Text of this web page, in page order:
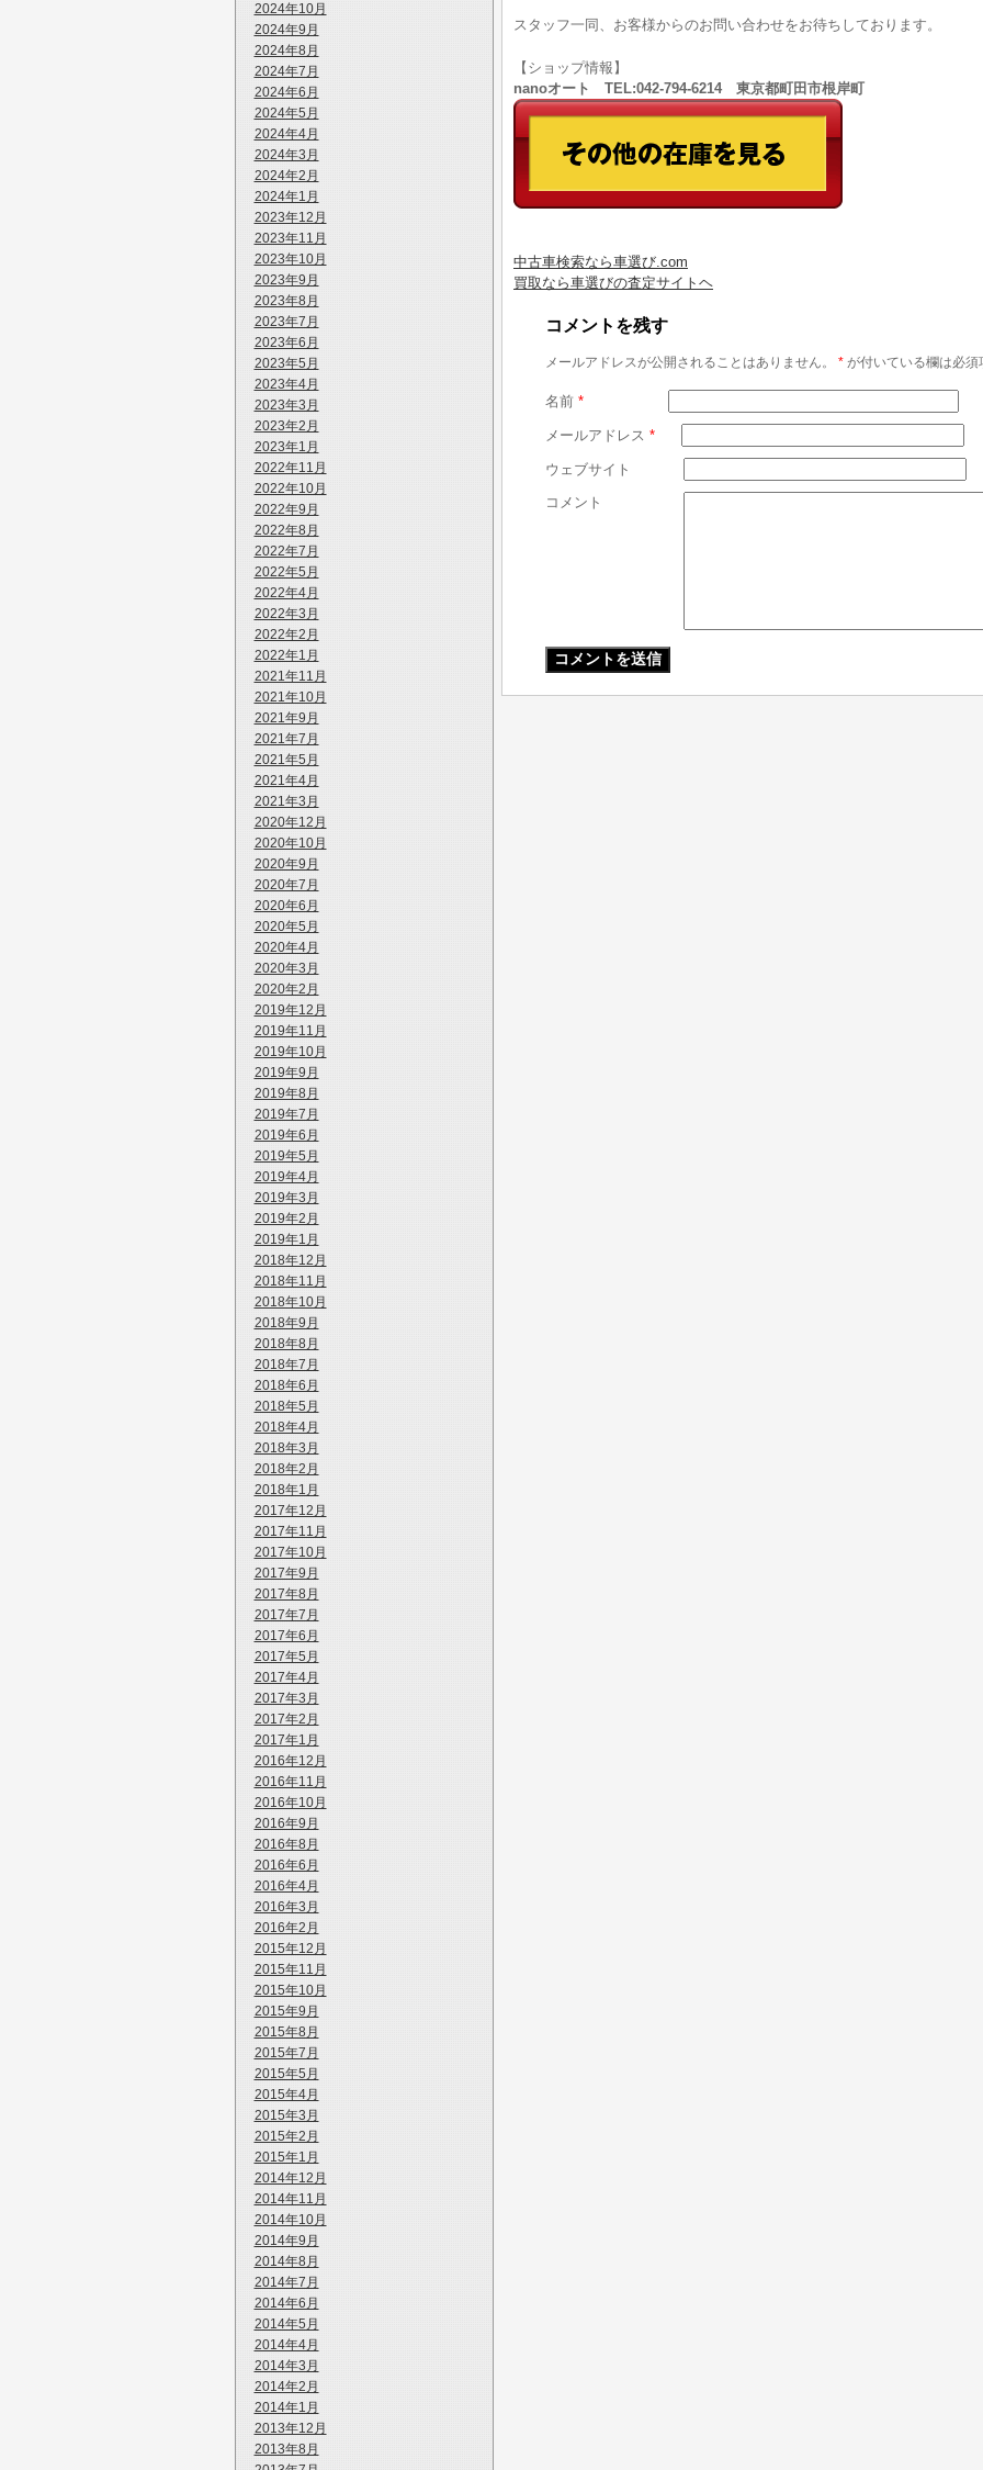
2024年10月
2024年9月
2024年8月
2024年7月
2024年6月
2024年5月
2024年4月
2024年3月
2024年2月
2024年1月
2023年12月
2023年11月
2023年10月
2023年9月
2023年8月
2023年7月
2023年6月
2023年5月
2023年4月
2023年3月
2023年2月
2023年1月
2022年11月
2022年10月
2022年9月
2022年8月
2022年7月
2022年5月
2022年4月
2022年3月
2022年2月
2022年1月
2021年11月
2021年10月
2021年9月
2021年7月
2021年5月
2021年4月
2021年3月
2020年12月
2020年10月
2020年9月
2020年7月
2020年6月
2020年5月
2020年4月
2020年3月
2020年2月
2019年12月
2019年11月
2019年10月
2019年9月
2019年8月
2019年7月
2019年6月
2019年5月
2019年4月
2019年3月
2019年2月
2019年1月
2018年12月
2018年11月
2018年10月
2018年9月
2018年8月
2018年7月
2018年6月
2018年5月
2018年4月
2018年3月
2018年2月
2018年1月
2017年12月
2017年11月
2017年10月
2017年9月
2017年8月
2017年7月
2017年6月
2017年5月
2017年4月
2017年3月
2017年2月
2017年1月
2016年12月
2016年11月
2016年10月
2016年9月
2016年8月
2016年6月
2016年4月
2016年3月
2016年2月
2015年12月
2015年11月
2015年10月
2015年9月
2015年8月
2015年7月
2015年5月
2015年4月
2015年3月
2015年2月
2015年1月
2014年12月
2014年11月
2014年10月
2014年9月
2014年8月
2014年7月
2014年6月
2014年5月
2014年4月
2014年3月
2014年2月
2014年1月
2013年12月
2013年8月
スタッフ一同、お客様からのお問い合わせをお待ちしております。
【ショップ情報】
nanoオート TEL:042-794-6214 東京都町田市根岸町
中古車検索なら車選び.com
買取なら車選びの査定サイトヘ
コメントを残す
メールアドレスが公開されることはありません。 * が付いている欄は必須
名前 *
メールアドレス *
ウェブサイト
コメント